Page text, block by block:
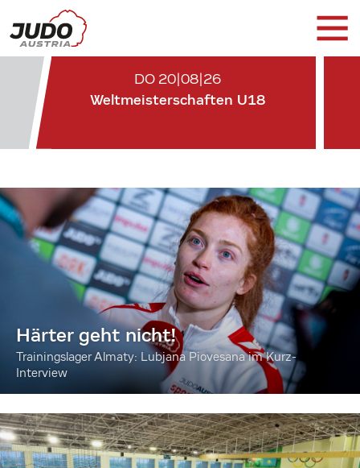
DO 20|08|26
Weltmeisterschaften U18
Härter geht nicht!
Trainingslager Almaty: Lubjana Piovesana im Kurz-
Interview